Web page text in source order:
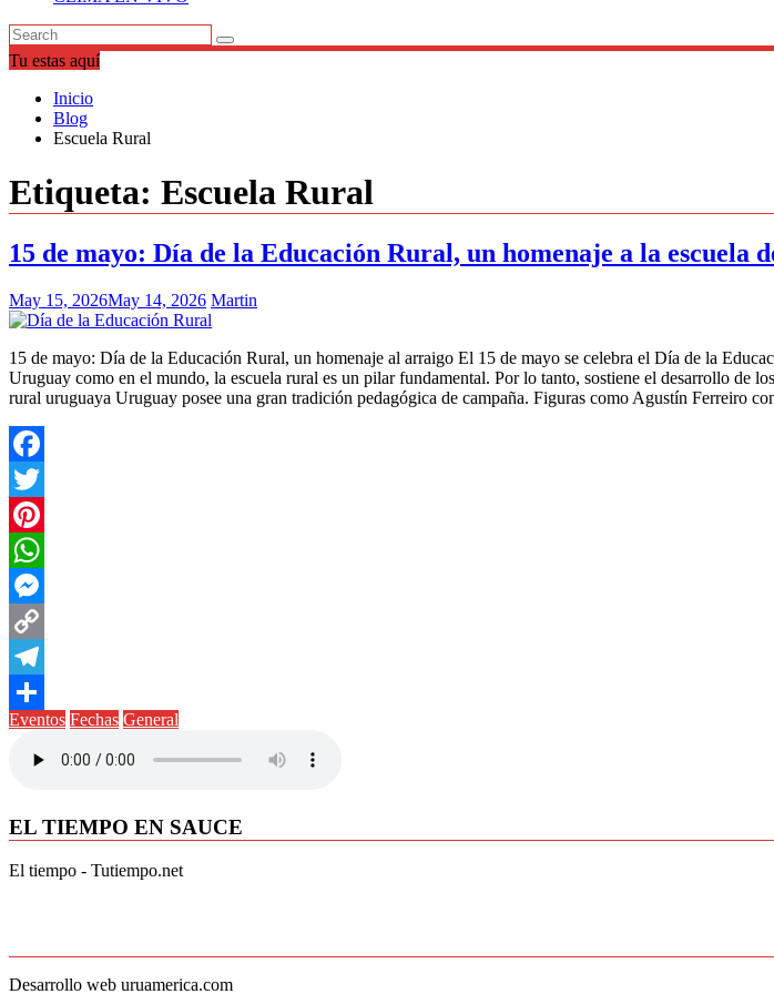
Tu estas aquí
Inicio
Blog
Escuela Rural
Etiqueta: Escuela Rural
15 de mayo: Día de la Educación Rural, un homenaje a la escuela
May 15, 2026May 14, 2026 Martin
15 de mayo: Día de la Educación Rural, un homenaje al arraigo El 15 de mayo se celebra el Día de la
Uruguay como en el mundo, la escuela rural es un pilar fundamental. Por lo tanto, sostiene el desarrollo de
rural uruguaya Uruguay posee una gran tradición pedagógica de campaña. Figuras como Agustín Ferreiro
Facebook
Twitter
Pinterest
WhatsApp
Messenger
Copy
Link
Telegram
Compartir
Eventos Fechas General
EL TIEMPO EN SAUCE
El tiempo - Tutiempo.net
Desarrollo web uruamerica.com